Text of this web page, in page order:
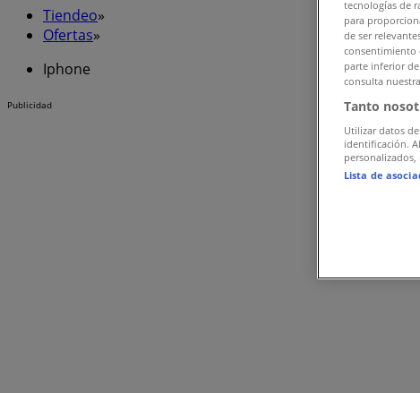
Tiendeo»
Ofertas»
Iphone
Publicidad
tecnologías de
para
de ser
consentimiento
parte inferior
consulta
Tanto
Utilizar datos
identificación.
Lista de